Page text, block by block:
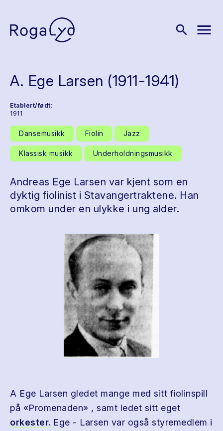
search menu
A. Ege Larsen (1911-1941)
Etablert/født:
1911
Dansemusikk Fiolin Jazz
Klassisk musikk Underholdningsmusikk
Andreas Ege Larsen var kjent som en
dyktig fiolinist i Stavangertraktene. Han
omkom under en ulykke i ung alder.
A Ege Larsen gledet mange med sitt fiolinspill
på «Promenaden» , samt ledet sitt eget
orkester. Ege - Larsen var også styremedlem i